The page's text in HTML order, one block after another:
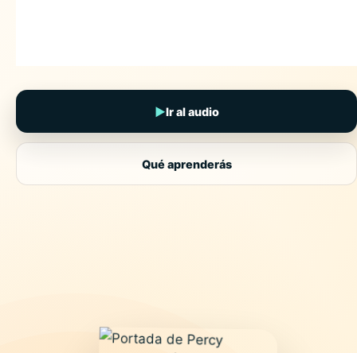
▶Ir al audio
Qué aprenderás